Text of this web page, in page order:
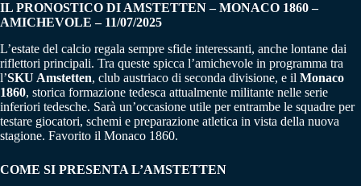
IL PRONOSTICO DI AMSTETTEN – MONACO 1860 –
AMICHEVOLE – 11/07/2025
L’estate del calcio regala sempre sfide interessanti, anche lontane dai
riflettori principali. Tra queste spicca l’amichevole in programma tra
l’SKU Amstetten, club austriaco di seconda divisione, e il Monaco
1860, storica formazione tedesca attualmente militante nelle serie
inferiori tedesche. Sarà un’occasione utile per entrambe le squadre per
testare giocatori, schemi e preparazione atletica in vista della nuova
stagione. Favorito il Monaco 1860.
COME SI PRESENTA L’AMSTETTEN